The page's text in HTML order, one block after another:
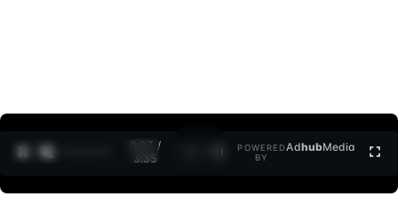
0:28 /
3:35
POWERED
BY
AdhubMedia